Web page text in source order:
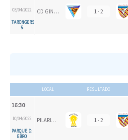
03/04/2022
TARONGERS
5
CD GINER DE LOS RÍOS 1 - 2
LOCAL RESULTADO
16:30
10/04/2022
PARQUE D.
EBRO
PILARICAS 1 - 2